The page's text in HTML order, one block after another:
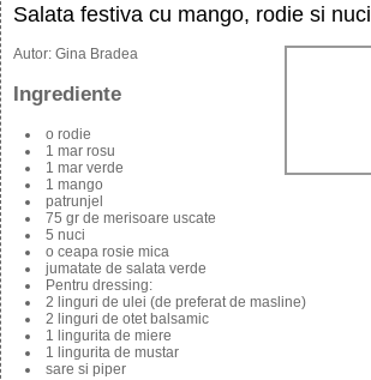
Salata festiva cu mango, rodie si nuci
Autor: Gina Bradea
Ingrediente
o rodie
1 mar rosu
1 mar verde
1 mango
patrunjel
75 gr de merisoare uscate
5 nuci
o ceapa rosie mica
jumatate de salata verde
Pentru dressing:
2 linguri de ulei (de preferat de masline)
2 linguri de otet balsamic
1 lingurita de miere
1 lingurita de mustar
sare si piper